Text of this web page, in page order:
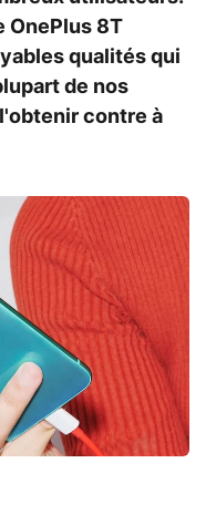
OnePlus 8T
qualités qui
de nos
contre à